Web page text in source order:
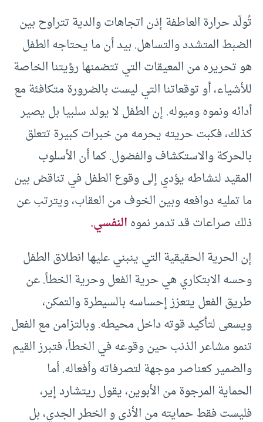
تُولّد حرارة العاطفة إذن اتجاهات والدية تتراوح بين
الضبط المتشدد والتساهل. بيد أن ما يحتاجه الطفل
هو تحريره من المعيقات التي تتضمنها رؤيتنا الخاصة
للأشياء، أو توقعاتنا التي ليست بالضرورة متكافئة مع
أدائه ونموه وميوله. إن الطفل لا يولد سلبيا بل يصير
كذلك، فكبت حريته يحرمه من خبرات كبيرة تتعلق
بالحركة والاستكشاف والفضول. كما أن الأسلوب
المقيد لنشاطه يؤدي إلى وقوع الطفل في تناقض بين
ما تمليه دوافعه وبين الخوف من العقاب، ويترتب عن
ذلك صراعات قد تدمر نموهالنفسي.
إن الحرية الحقيقية التي ينبني عليها انطلاق الطفل
وحسه الابتكاري هي حرية الفعل وحرية الخطأ. عن
طريق الفعل يتعزز إحساسه بالسيطرة والتمكن،
ويسعى لتأكيد قوته داخل محيطه. وبالتزامن مع الفعل
تنمو مشاعر الذنب حين وقوعه في الخطأ، فتبرز القيم
والضمير كعناصر موجهة لتصرفاته وأفعاله. أما
الحماية المرجوة من الأبوين، يقول ريتشارد إير،
فليست فقط حمايته من الأذى و الخطر الجدي، بل